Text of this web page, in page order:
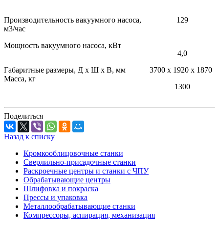
Производительность вакуумного насоса,
м3/час
129
Мощность вакуумного насоса, кВт
4,0
Габаритные размеры, Д х Ш х В, мм
3700 х 1920 х 1870
Масса, кг
1300
Поделиться
Назад к списку
Кромкооблицовочные станки
Сверлильно-присадочные станки
Раскроечные центры и станки с ЧПУ
Обрабатывающие центры
Шлифовка и покраска
Прессы и упаковка
Металлообрабатывающие станки
Компрессоры, аспирация, механизация